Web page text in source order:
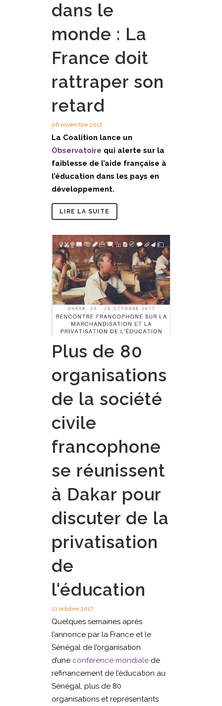
dans le
monde : La
France doit
rattraper son
retard
06 novembre 2017
La Coalition lance un
Observatoire qui alerte sur la
faiblesse de l’aide française à
l’éducation dans les pays en
développement.
LIRE LA SUITE
Plus de 80
organisations
de la société
civile
francophone
se réunissent
à Dakar pour
discuter de la
privatisation
de
l'éducation
21 octobre 2017
Quelques semaines après
l’annonce par la France et le
Sénégal de l’organisation
d’une conférence mondiale de
refinancement de l’éducation au
Sénégal, plus de 80
organisations et représentants